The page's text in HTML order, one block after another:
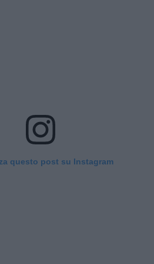
questo post su Instagram